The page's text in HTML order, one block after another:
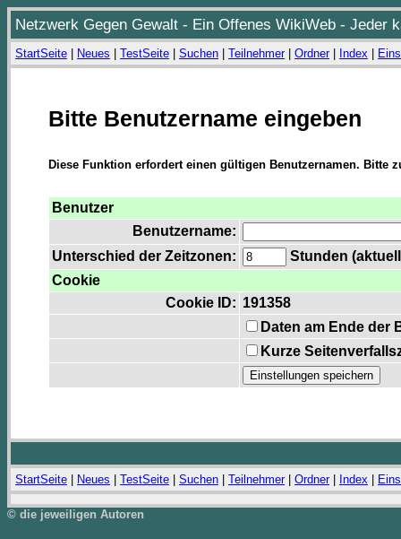
Netzwerk Gegen Gewalt - Ein Offenes WikiWeb - Jeder
StartSeite Neues TestSeite Suchen Teilnehmer| Ordner| Index
Bitte Benutzername eingeben
Diese Funktion erfordert einen gültigen Benutzernamen. Bitte
Benutzer
Benutzername:
Unterschied der Zeitzonen:
Stunden
Cookie
Cookie ID: 191358
Daten am Ende der
Kurze
StartSeite Neues TestSeite Suchen Teilnehmer| Ordner| Index
© die jeweiligen Autoren